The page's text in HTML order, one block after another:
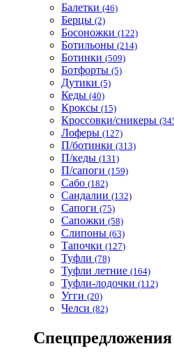
Балетки (46)
Берцы (2)
Босоножки (122)
Ботильоны (214)
Ботинки (509)
Ботфорты (5)
Дутики (5)
Кеды (40)
Кроксы (15)
Кроссовки/сникеры
Лоферы (127)
П/ботинки (313)
П/кеды (131)
П/сапоги (159)
Сабо (182)
Сандалии (132)
Сапоги (75)
Сапожки (58)
Слипоны (63)
Тапочки (127)
Туфли (78)
Туфли летние (164)
Туфли-лодочки (112)
Угги (20)
Челси (82)
Спецпредложения